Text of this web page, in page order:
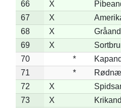
66
X
67
X
68
X
69
X
70
*
71
*
72
X
73
X